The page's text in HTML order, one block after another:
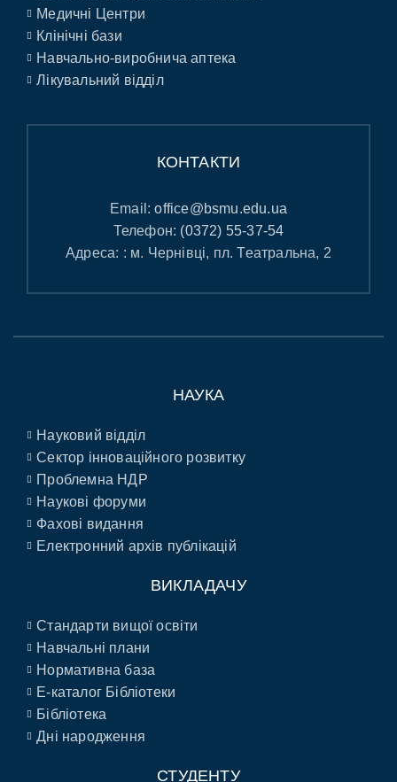
Медичні Центри
Клінічні бази
Навчально-виробнича аптека
Лікувальний відділ
КОНТАКТИ
Email:office@bsmu.edu.ua
Телефон: (0372) 55-37-54
Адреса: : м. Чернівці, пл. Театральна, 2
НАУКА
Науковий відділ
Сектор інноваційного розвитку
Проблемна НДР
Наукові форуми
Фахові видання
Електронний архів публікацій
ВИКЛАДАЧУ
Стандарти вищої освіти
Навчальні плани
Нормативна база
E-каталог Бібліотеки
Бібліотека
Дні народження
СТУДЕНТУ